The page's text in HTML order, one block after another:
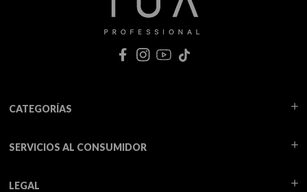
CATEGORÍAS
SERVICIOS AL CONSUMIDOR
LEGAL